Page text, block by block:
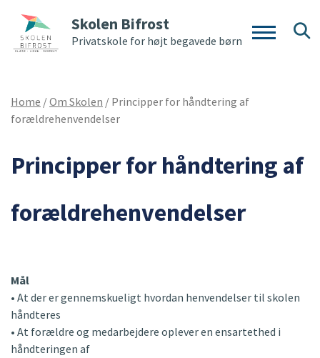
Skolen Bifrost
Privatskole for højt begavede børn
Home /Om Skolen / Principper for håndtering af
forældrehenvendelser
Principper for håndtering af
forældrehenvendelser
Mål
• At der er gennemskueligt hvordan henvendelser til skolen
håndteres
• At forældre og medarbejdere oplever en ensartethed i
håndteringen af